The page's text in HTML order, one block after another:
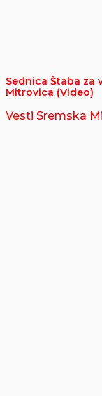
Sednica Štaba za
Mitrovica (Video)
Vesti Sremska